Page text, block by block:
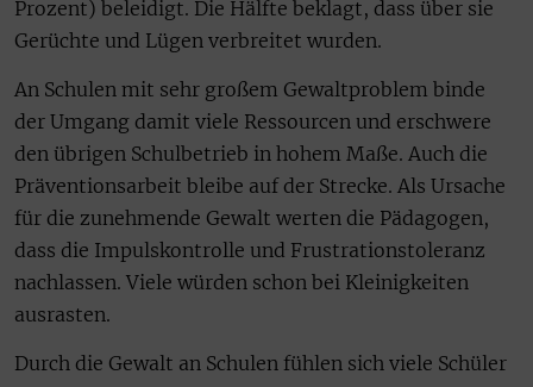
Prozent) beleidigt. Die Hälfte beklagt, dass über sie
Gerüchte und Lügen verbreitet wurden.
An Schulen mit sehr großem Gewaltproblem binde
der Umgang damit viele Ressourcen und erschwere
den übrigen Schulbetrieb in hohem Maße. Auch die
Präventionsarbeit bleibe auf der Strecke. Als Ursache
für die zunehmende Gewalt werten die Pädagogen,
dass die Impulskontrolle und Frustrationstoleranz
nachlassen. Viele würden schon bei Kleinigkeiten
ausrasten.
Durch die Gewalt an Schulen fühlen sich viele Schüler